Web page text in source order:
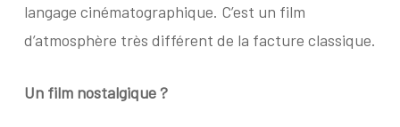
langage cinématographique. C’est un film
d’atmosphère très différent de la facture classique.
Un film nostalgique ?